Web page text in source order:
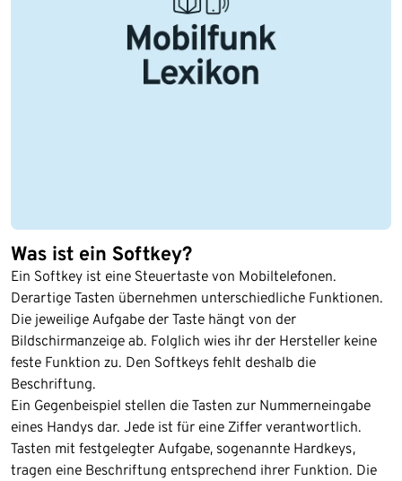
Was ist ein Softkey?
Ein Softkey ist eine Steuertaste von Mobiltelefonen.
Derartige Tasten übernehmen unterschiedliche Funktionen.
Die jeweilige Aufgabe der Taste hängt von der
Bildschirmanzeige ab. Folglich wies ihr der Hersteller keine
feste Funktion zu. Den Softkeys fehlt deshalb die
Beschriftung.
Ein Gegenbeispiel stellen die Tasten zur Nummerneingabe
eines Handys dar. Jede ist für eine Ziffer verantwortlich.
Tasten mit festgelegter Aufgabe, sogenannte Hardkeys,
tragen eine Beschriftung entsprechend ihrer Funktion. Die